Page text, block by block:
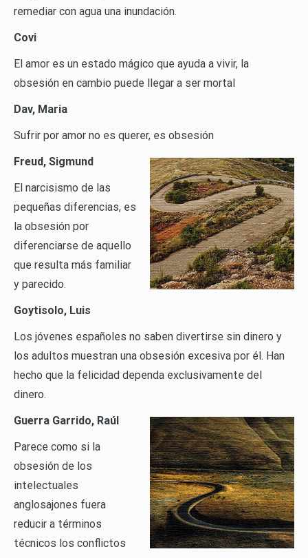
remediar con agua una inundación.
Covi
El amor es un estado mágico que ayuda a vivir, la
obsesión en cambio puede llegar a ser mortal
Dav, Maria
Sufrir por amor no es querer, es obsesión
Freud, Sigmund
El narcisismo de las
pequeñas diferencias, es
la obsesión por
diferenciarse de aquello
que resulta más familiar
y parecido.
Goytisolo, Luis
Los jóvenes españoles no saben divertirse sin dinero y
los adultos muestran una obsesión excesiva por él. Han
hecho que la felicidad dependa exclusivamente del
dinero.
Guerra Garrido, Raúl
Parece como si la
obsesión de los
intelectuales
anglosajones fuera
reducir a términos
técnicos los conflictos